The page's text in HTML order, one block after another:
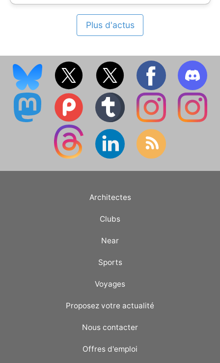
Plus d'actus
Architectes
Clubs
Near
Sports
Voyages
Proposez votre actualité
Nous contacter
Offres d'emploi